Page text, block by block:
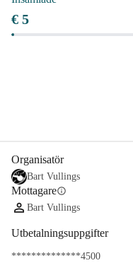
€ 5
Organisatör
Bart Vullings
Mottagareinfo
Bart Vullings
Utbetalningsuppgifter
**************4500